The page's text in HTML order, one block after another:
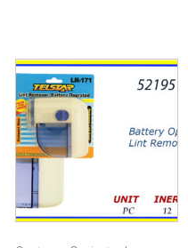
52195
-
LINT
REMOVER
quantity